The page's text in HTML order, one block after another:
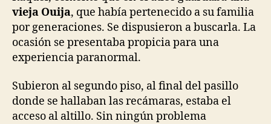
vieja Ouija, que había pertenecido a su familia
por generaciones. Se dispusieron a buscarla. La
ocasión se presentaba propicia para una
experiencia paranormal.
Subieron al segundo piso, al final del pasillo
donde se hallaban las recámaras, estaba el
acceso al altillo. Sin ningún problema